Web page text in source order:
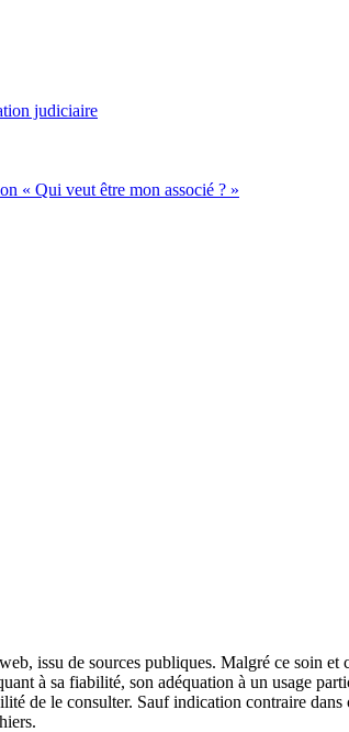
judiciaire
« Qui veut être mon associé ? »
issu de sources publiques. Malgré ce soin
à sa fiabilité, son adéquation à un usage
de le consulter. Sauf indication contraire